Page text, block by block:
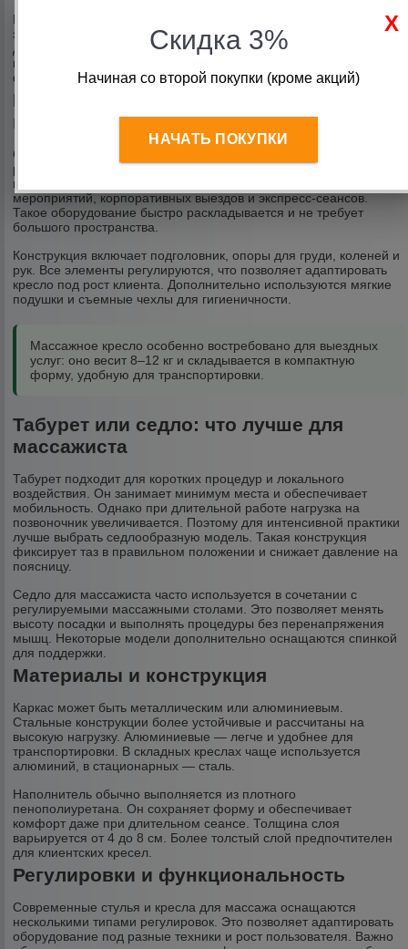
Материал обивки также играет роль. Чаще всего используется
экокожа или медицинский винил. Эти покрытия устойчивы к
дезинфекции, не впитывают масло и легко очищаются после
процедур. Наполнитель должен быть плотным, чтобы сохранять
форму при длительной эксплуатации.
Массажное кресло: когда оно
необходимо
Складное массажное кресло применяется в ситуациях, когда
работа проводится сидя. Это актуально для массажа шейно-
воротниковой зоны, офисного массажа, спортивных
мероприятий, корпоративных выездов и экспресс-сеансов.
Такое оборудование быстро раскладывается и не требует
большого пространства.
Конструкция включает подголовник, опоры для груди, коленей и
рук. Все элементы регулируются, что позволяет адаптировать
кресло под рост клиента. Дополнительно используются мягкие
подушки и съемные чехлы для гигиеничности.
Массажное кресло особенно востребовано для выездных
услуг: оно весит 8–12 кг и складывается в компактную
форму, удобную для транспортировки.
Табурет или седло: что лучше для
массажиста
Табурет подходит для коротких процедур и локального
воздействия. Он занимает минимум места и обеспечивает
мобильность. Однако при длительной работе нагрузка на
позвоночник увеличивается. Поэтому для интенсивной практики
лучше выбрать седлообразную модель. Такая конструкция
фиксирует таз в правильном положении и снижает давление на
поясницу.
Седло для массажиста часто используется в сочетании с
регулируемыми массажными столами. Это позволяет менять
высоту посадки и выполнять процедуры без перенапряжения
мышц. Некоторые модели дополнительно оснащаются спинкой
для поддержки.
Материалы и конструкция
Каркас может быть металлическим или алюминиевым.
Стальные конструкции более устойчивые и рассчитаны на
высокую нагрузку. Алюминиевые — легче и удобнее для
транспортировки. В складных креслах чаще используется
алюминий, в стационарных — сталь.
Наполнитель обычно выполняется из плотного
пенополиуретана. Он сохраняет форму и обеспечивает
комфорт даже при длительном сеансе. Толщина слоя
варьируется от 4 до 8 см. Более толстый слой предпочтителен
для клиентских кресел.
Регулировки и функциональность
Современные стулья и кресла для массажа оснащаются
несколькими типами регулировок. Это позволяет адаптировать
оборудование под разные техники и рост пользователя. Важно
Скидка 3%
Начиная со второй покупки (кроме акций)
НАЧАТЬ ПОКУПКИ